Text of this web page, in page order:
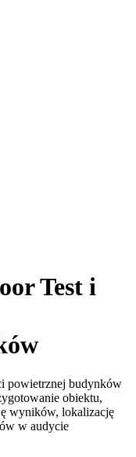
Test i
powietrznej budynków
obiektu,
wyników, lokalizację
w audycie